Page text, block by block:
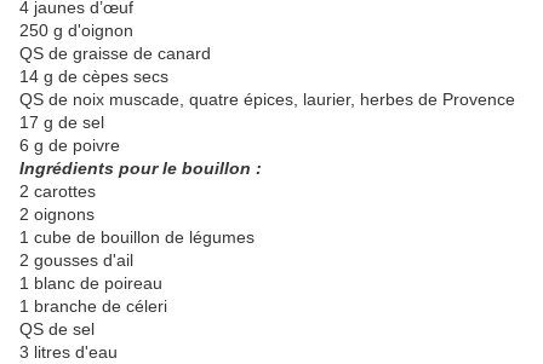
4 jaunes d’œuf
250 g d'oignon
QS de graisse de canard
14 g de cèpes secs
QS de noix muscade, quatre épices, laurier, herbes de Provence
17 g de sel
6 g de poivre
Ingrédients pour le bouillon :​​
2 carottes
2 oignons
1 cube de bouillon de légumes
2 gousses d'ail
1 blanc de poireau
1 branche de céleri
QS de sel
3 litres d'eau